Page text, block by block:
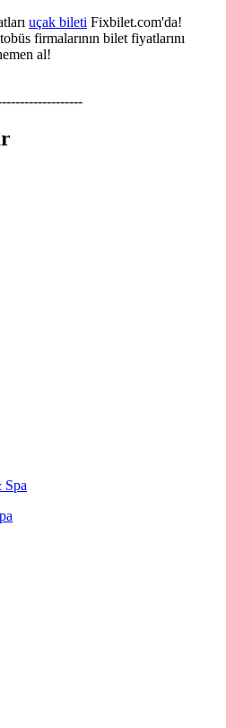
uçak bileti Fixbilet.com'da!
firmalarının bilet fiyatlarını
al!